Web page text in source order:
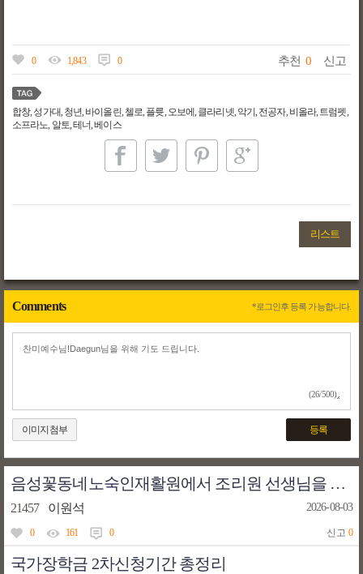
0 1,843 0 추천 0 신고
합창, 성가대, 청년, 바이올린, 첼로, 플륫, 오보에, 클라리넷, 악기, 전공자, 비올라, 트럼펫,
소프라노, 알토, 테너, 베이스
리스트
Comments *로그인후 등록 가능합니다.
(26/500)
이미지첨부 등록
음성꽃동네노숙인재활원에서 조리원 선생님을 모십니다.
21457 이원석 2026-08-03
0 161 0 신고 0
국가장학금 2차신청기간 총정리